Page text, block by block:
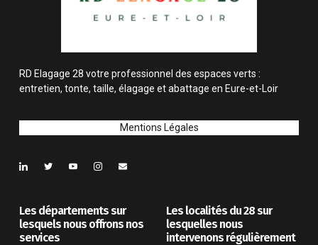
RD Elagage 28 votre professionnel des espaces verts :
entretien, tonte, taille, élagage et abattage en Eure-et-Loir
Mentions Légales
Les départements sur
lesquels nous offrons nos
services
Les localités du 28 sur
lesquelles nous
intervenons régulièrement